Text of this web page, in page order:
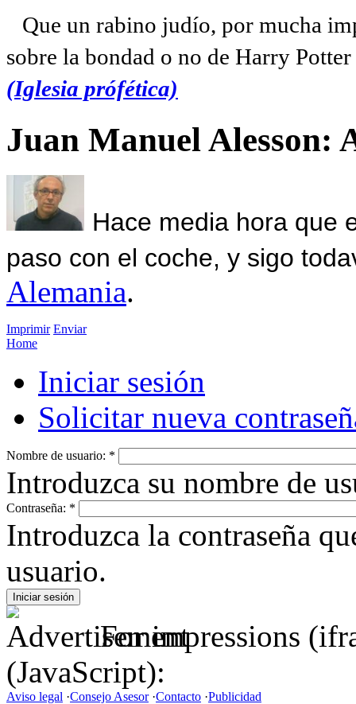
Que un rabino judío, por mucha
sobre la bondad o no de Harry
(Iglesia prófética)
Juan Manuel Alesson:
Hace media hora que
paso con el coche, y sigo
Alemania.
Imprimir Enviar
Home
Iniciar sesión
Solicitar nueva
Nombre de usuario: *
Introduzca su nombre de
Contraseña: *
Introduzca la contraseña
usuario.
For impressions
(JavaScript):
Aviso legal ·Consejo Asesor·Contacto ·Publicidad